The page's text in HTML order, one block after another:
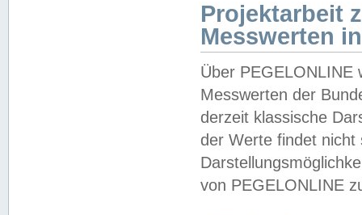
Projektarbeit
Messwerten
Über PEGELONLINE
Messwerten der
derzeit klassische
der Werte findet
von PEGELONLINE